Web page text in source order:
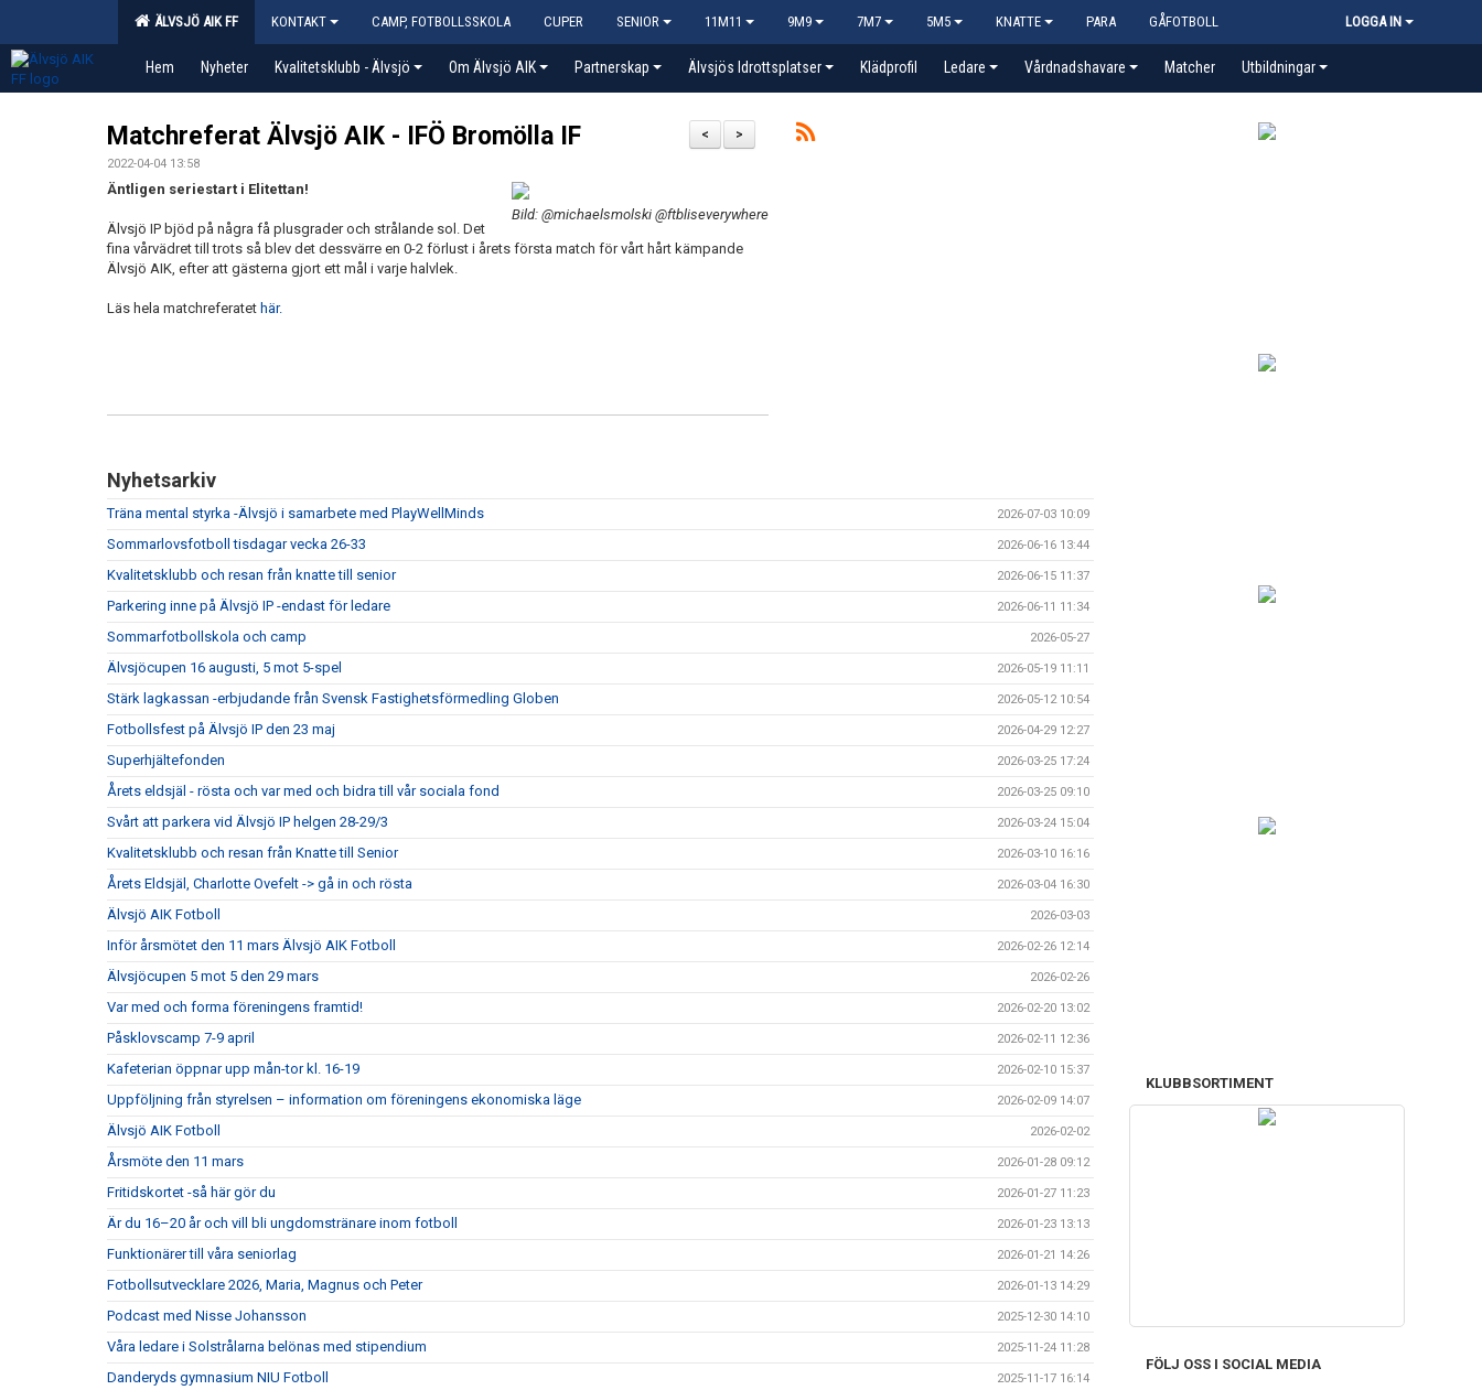
ÄLVSJÖ AIK FF KONTAKT CAMP, FOTBOLLSSKOLA CUPER SENIOR 11M11 9M9 7M7 5M5 KNATTE PARA GÅFOTBOLL LOGGA IN
Hem Nyheter Kvalitetsklubb - Älvsjö Om Älvsjö AIK Partnerskap Älvsjös Idrottsplatser Klädprofil Ledare Vårdnadshavare Matcher Utbildningar
>
<
Matchreferat Älvsjö AIK - IFÖ Bromölla IF
2022-04-04 13:58
Bild: @michaelsmolski @ftbliseverywhere
Äntligen seriestart i Elitettan!
Älvsjö IP bjöd på några få plusgrader och strålande sol. Det
fina vårvädret till trots så blev det dessvärre en 0-2 förlust i årets första match för vårt hårt kämpande
Älvsjö AIK, efter att gästerna gjort ett mål i varje halvlek.
Läs hela matchreferatet här.
Nyhetsarkiv
Träna mental styrka -Älvsjö i samarbete med PlayWellMinds 2026-07-03 10:09
Sommarlovsfotboll tisdagar vecka 26-33 2026-06-16 13:44
Kvalitetsklubb och resan från knatte till senior 2026-06-15 11:37
Parkering inne på Älvsjö IP -endast för ledare 2026-06-11 11:34
Sommarfotbollskola och camp 2026-05-27
Älvsjöcupen 16 augusti, 5 mot 5-spel 2026-05-19 11:11
Stärk lagkassan -erbjudande från Svensk Fastighetsförmedling Globen 2026-05-12 10:54
Fotbollsfest på Älvsjö IP den 23 maj 2026-04-29 12:27
Superhjältefonden 2026-03-25 17:24
Årets eldsjäl - rösta och var med och bidra till vår sociala fond 2026-03-25 09:10
Svårt att parkera vid Älvsjö IP helgen 28-29/3 2026-03-24 15:04
Kvalitetsklubb och resan från Knatte till Senior 2026-03-10 16:16
Årets Eldsjäl, Charlotte Ovefelt -> gå in och rösta 2026-03-04 16:30
Älvsjö AIK Fotboll 2026-03-03
Inför årsmötet den 11 mars Älvsjö AIK Fotboll 2026-02-26 12:14
Älvsjöcupen 5 mot 5 den 29 mars 2026-02-26
Var med och forma föreningens framtid! 2026-02-20 13:02
Påsklovscamp 7-9 april 2026-02-11 12:36
Kafeterian öppnar upp mån-tor kl. 16-19 2026-02-10 15:37
Uppföljning från styrelsen – information om föreningens ekonomiska läge 2026-02-09 14:07
Älvsjö AIK Fotboll 2026-02-02
Årsmöte den 11 mars 2026-01-28 09:12
Fritidskortet -så här gör du 2026-01-27 11:23
Är du 16–20 år och vill bli ungdomstränare inom fotboll 2026-01-23 13:13
Funktionärer till våra seniorlag 2026-01-21 14:26
Fotbollsutvecklare 2026, Maria, Magnus och Peter 2026-01-13 14:29
Podcast med Nisse Johansson 2025-12-30 14:10
Våra ledare i Solstrålarna belönas med stipendium 2025-11-24 11:28
Danderyds gymnasium NIU Fotboll 2025-11-17 16:14
KLUBBSORTIMENT
FÖLJ OSS I SOCIAL MEDIA